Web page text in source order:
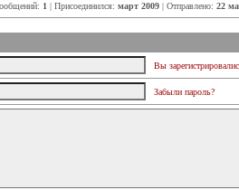
1 | Присоединился: март 2009 | Отправлено: 22
Вы
Забыли пароль?